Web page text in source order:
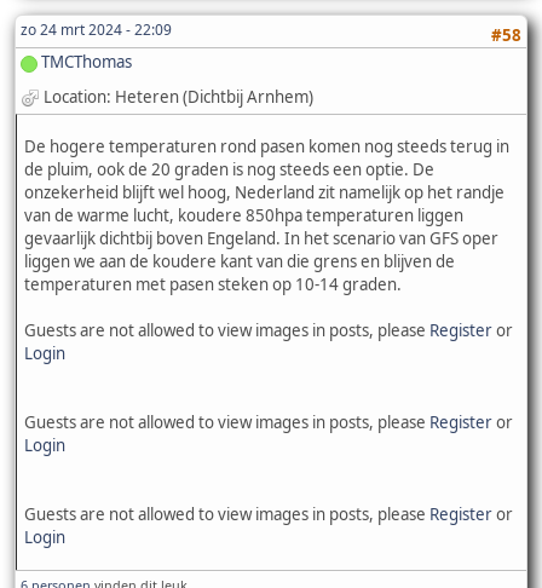
zo 24 mrt 2024 - 22:09
#58
TMCThomas
Location: Heteren (Dichtbij Arnhem)
De hogere temperaturen rond pasen komen nog steeds terug in
de pluim, ook de 20 graden is nog steeds een optie. De
onzekerheid blijft wel hoog, Nederland zit namelijk op het randje
van de warme lucht, koudere 850hpa temperaturen liggen
gevaarlijk dichtbij boven Engeland. In het scenario van GFS oper
liggen we aan de koudere kant van die grens en blijven de
temperaturen met pasen steken op 10-14 graden.
Guests are not allowed to view images in posts, please Registeror
Login
Guests are not allowed to view images in posts, please Registeror
Login
Guests are not allowed to view images in posts, please Registeror
Login